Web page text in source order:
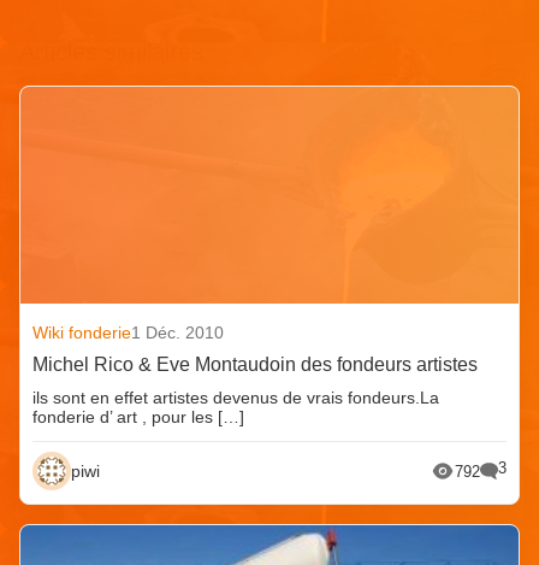
Wiki fonderie1 Déc. 2010
Michel Rico & Eve Montaudoin des fondeurs artistes
ils sont en effet artistes devenus de vrais fondeurs.La
fonderie d’ art , pour les […]
piwi 792 3